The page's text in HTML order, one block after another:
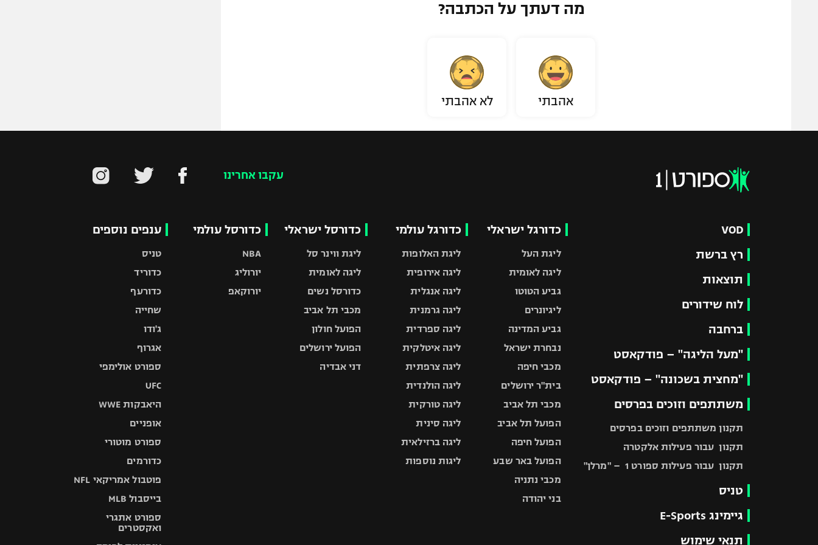
מה דעתך על הכתבה?
אהבתי לא אהבתי
עקבו אחרינו
VOD
רץ ברשת
תוצאות
לוח שידורים
ברחבה
"מעל הליגה" – פודקאסט
"מחצית בשכונה" – פודקאסט
משתתפים וזוכים בפרסים
תקנון משתתפים וזוכים בפרסים
תקנון עבור פעילות אלקטרה
תקנון עבור פעילות ספורט 1 – "מרלן"
טניס
גיימינג E-Sports
תנאי שימוש
כדורגל ישראלי
ליגת העל
ליגה לאומית
גביע הטוטו
ליגיונרים
גביע המדינה
נבחרת ישראל
מכבי חיפה
בית"ר ירושלים
מכבי תל אביב
הפועל תל אביב
הפועל חיפה
הפועל באר שבע
מכבי נתניה
בני יהודה
כדורגל עולמי
ליגת האלופות
ליגה אירופית
ליגה אנגלית
ליגה גרמנית
ליגה ספרדית
ליגה איטלקית
ליגה צרפתית
ליגה הולנדית
ליגה טורקית
ליגה סינית
ליגה ברזילאית
ליגות נוספות
כדורסל ישראלי
ליגת ווינר סל
ליגה לאומית
כדורסל נשים
מכבי תל אביב
הפועל חולון
הפועל ירושלים
דני אבדיה
כדורסל עולמי
NBA
יורוליג
יורוקאפ
ענפים נוספים
טניס
כדוריד
כדורעף
שחייה
ג'ודו
אגרוף
ספורט אולימפי
UFC
היאבקות WWE
אופניים
ספורט מוטורי
כדורמים
פוטבול אמריקאי NFL
בייסבול MLB
ספורט אתגרי
ואקסטרים